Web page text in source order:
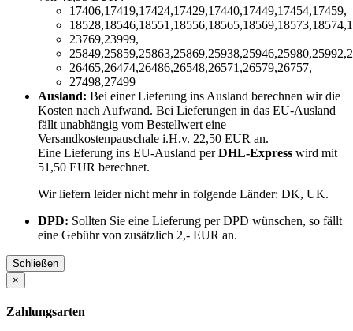
17406,17419,17424,17429,17440,17449,17454,17459,
23769,23999,
26465,26474,26486,26548,26571,26579,26757,
27498,27499
Ausland: Bei einer Lieferung ins Ausland berechnen wir die
Kosten nach Aufwand. Bei Lieferungen in das EU-Ausland
fällt unabhängig vom Bestellwert eine
Versandkostenpauschale i.H.v. 22,50 EUR an.
Eine Lieferung ins EU-Ausland perDHL-Express wird mit
51,50 EUR berechnet.
Wir liefern leider nicht mehr in folgende Länder: DK, UK.
DPD: Sollten Sie eine Lieferung per DPD wünschen, so fällt
eine Gebühr von zusätzlich 2,- EUR an.
Schließen
×
Zahlungsarten